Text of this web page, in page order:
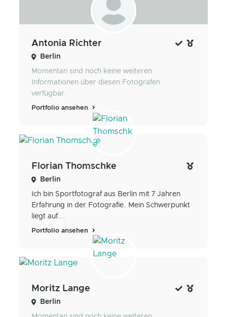
Antonia Richter
Berlin
Momentan sind noch keine weiteren
Informationen über diesen Fotografen
verfügbar.
Portfolio ansehen
Florian Thomschke
Berlin
Ich bin Sportfotograf aus Berlin mit 7 Jahren
Erfahrung in der Fotografie. Mein Schwerpunkt
liegt auf...
Portfolio ansehen
Moritz Lange
Berlin